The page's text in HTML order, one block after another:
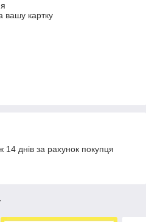
вашу картку
днів за рахунок покупця